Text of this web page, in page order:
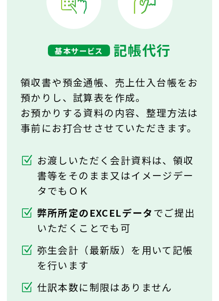
基本サービス 記帳代行
領収書や預金通帳、売上仕入台帳をお
預かりし、試算表を作成。
お預かりする資料の内容、整理方法は
事前にお打合せさせていただきます。
お渡しいただく会計資料は、領収
書等をそのまま又はイメージデー
タでもＯＫ
弊所所定のEXCELデータでご提出
いただくことでも可
弥生会計（最新版）を用いて記帳
を行います
仕訳本数に制限はありません